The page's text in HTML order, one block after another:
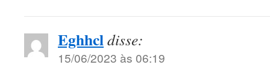
Eghhcldisse:
15/06/2023 às 06:19